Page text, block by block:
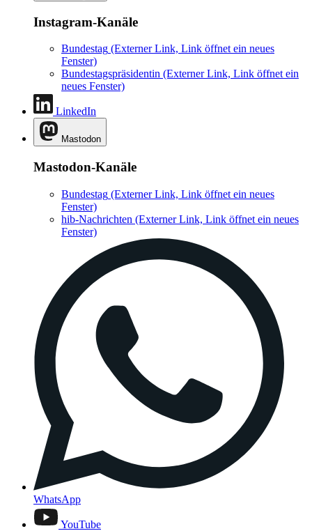
Instagram-Kanäle
Bundestag (Externer Link, Link öffnet ein neues
Fenster)
Bundestagspräsidentin (Externer Link, Link öffnet ein
neues Fenster)
LinkedIn
Mastodon
Mastodon-Kanäle
Bundestag (Externer Link, Link öffnet ein neues
Fenster)
hib-Nachrichten (Externer Link, Link öffnet ein neues
Fenster)
WhatsApp
YouTube